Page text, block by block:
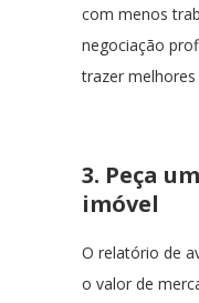
com menos
negociação
trazer
3. Peça
imóvel
O relatório de
o valor de